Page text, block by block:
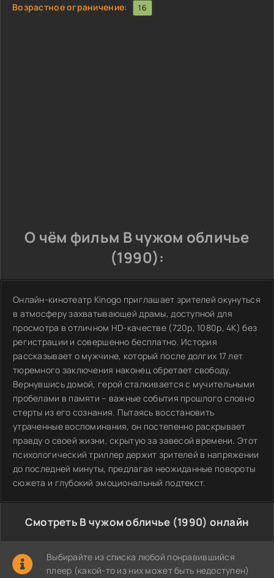
Возрастное ограничение: 16
О чём фильм В чужом обличье
(1990):
Онлайн-кинотеатр Kinogo приглашает зрителей окунуться
в атмосферу захватывающей драмы, доступной для
просмотра в отличном HD-качестве (720p, 1080p, 4K) без
регистрации и совершенно бесплатно. История
рассказывает о мужчине, который после долгих 17 лет
тюремного заключения наконец обретает свободу.
Вернувшись домой, герой сталкивается с мучительными
пробелами в памяти – важные события прошлого словно
стерты из его сознания. Пытаясь восстановить
утраченные воспоминания, он постепенно раскрывает
правду о своей жизни, скрытую за завесой времени. Этот
психологический триллер держит зрителей в напряжении
до последней минуты, предлагая неожиданные повороты
сюжета и глубокий эмоциональный подтекст.
Смотреть В чужом обличье (1990) онлайн
Выбирайте из списка любой понравившийся
плеер (какой-то из них может быть недоступен)